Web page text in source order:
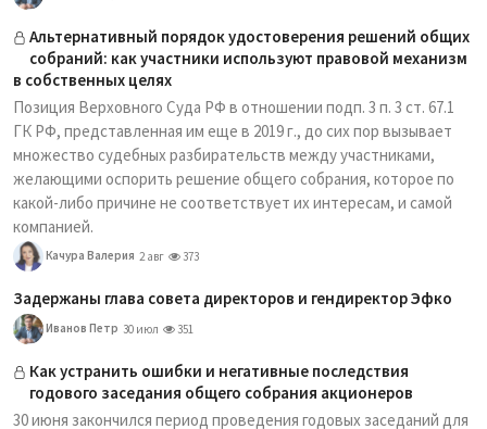
Альтернативный порядок удостоверения решений общих
собраний: как участники используют правовой механизм
в собственных целях
Позиция Верховного Суда РФ в отношении подп. 3 п. 3 ст. 67.1
ГК РФ, представленная им еще в 2019 г., до сих пор вызывает
множество судебных разбирательств между участниками,
желающими оспорить решение общего собрания, которое по
какой-либо причине не соответствует их интересам, и самой
компанией.
Качура Валерия 2 авг 373
Задержаны глава совета директоров и гендиректор Эфко
Иванов Петр 30 июл 351
Как устранить ошибки и негативные последствия
годового заседания общего собрания акционеров
30 июня закончился период проведения годовых заседаний для